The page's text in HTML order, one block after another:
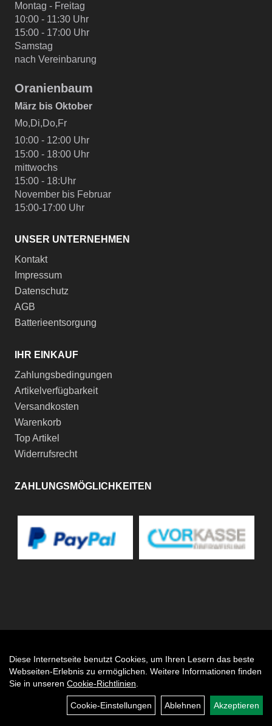
Montag - Freitag
10:00 - 11:30 Uhr
15:00 - 17:00 Uhr
Samstag
nach Vereinbarung
Oranienbaum
März bis Oktober
Mo,Di,Do,Fr
10:00 - 12:00 Uhr
15:00 - 18:00 Uhr
mittwochs
15:00 - 18:Uhr
November bis Februar
15:00-17:00 Uhr
UNSER UNTERNEHMEN
Kontakt
Impressum
Datenschutz
AGB
Batterieentsorgung
IHR EINKAUF
Zahlungsbedingungen
Artikelverfügbarkeit
Versandkosten
Warenkorb
Top Artikel
Widerrufsrecht
ZAHLUNGSMÖGLICHKEITEN
Diese Internetseite benutzt Cookies, um Ihren Lesern das beste
Webseiten-Erlebnis zu ermöglichen. Weitere Informationen finden
Sie in unseren Cookie-Richtlinien
Cookie-Einstellungen Ablehnen Akzeptieren
Auftrag widerrufen